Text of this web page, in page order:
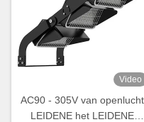
Video
AC90 - 305V van openlucht
LEIDENE het LEIDENE